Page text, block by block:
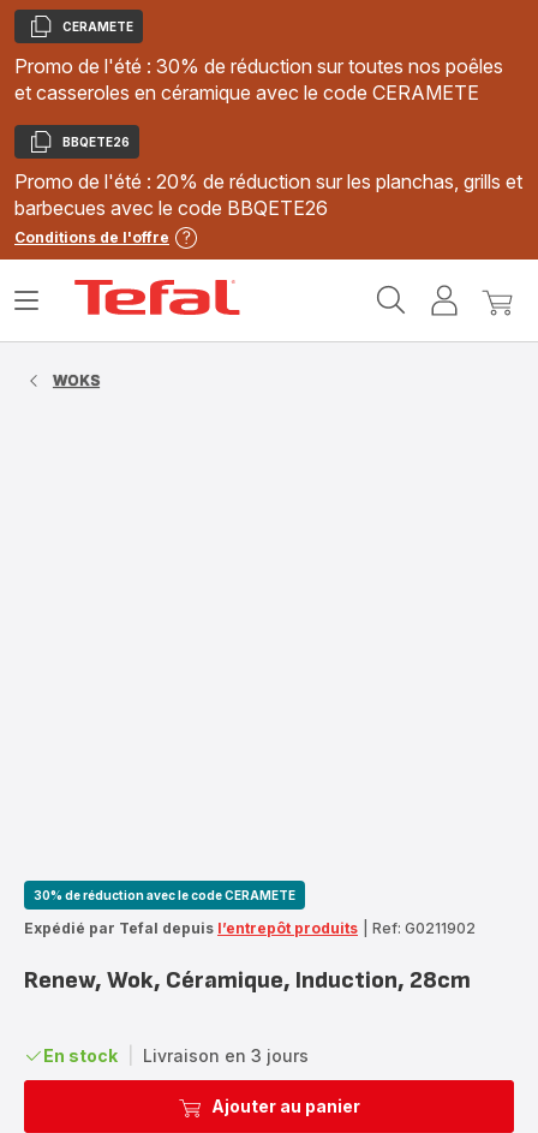
Copier
CERAMETE
Promo de l'été : 30% de réduction sur toutes nos poêles
et casseroles en céramique avec le code CERAMETE
Copier
BBQETE26
Promo de l'été : 20% de réduction sur les planchas, grills et
barbecues avec le code BBQETE26
Conditions de l'offre
MonMon
Ouvrir
WOKS
30% de réduction avec le code CERAMETE
Expédié par Tefal depuis l’entrepôt produits Ref: G0211902
Renew, Wok, Céramique, Induction, 28cm
En stock Livraison en 3 jours
Ajouter au panier